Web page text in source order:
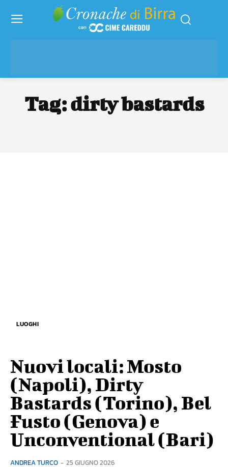
Tag:dirty bastards
LUOGHI
Nuovi locali: Mosto
(Napoli), Dirty
Bastards (Torino), Bel
Fusto (Genova) e
Unconventional (Bari)
ANDREA TURCO - 25 GIUGNO 2026